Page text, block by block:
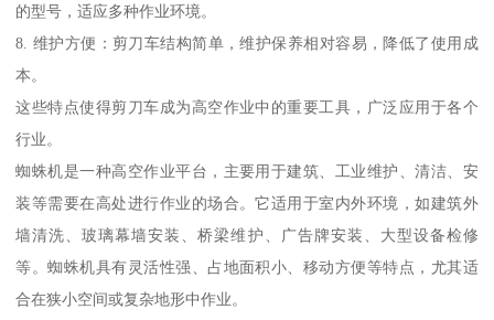
的型号，适应多种作业环境。
8. 维护方便：剪刀车结构简单，维护保养相对容易，降低了使用成
本。
这些特点使得剪刀车成为高空作业中的重要工具，广泛应用于各个
行业。
蜘蛛机是一种高空作业平台，主要用于建筑、工业维护、清洁、安
装等需要在高处进行作业的场合。它适用于室内外环境，如建筑外
墙清洗、玻璃幕墙安装、桥梁维护、广告牌安装、大型设备检修
等。蜘蛛机具有灵活性强、占地面积小、移动方便等特点，尤其适
合在狭小空间或复杂地形中作业。